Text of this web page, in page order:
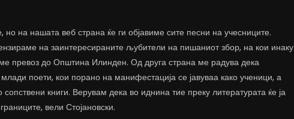
но на нашата веб страна ќе ги објавиме сите песни на учесниците.
на заинтересираните љубители на пишаниот збор, на кои инаку
превоз до Општина Илинден. Од друга страна ме радува дека
поети, кои порано на манифестација се јавуваа како ученици, а
книги. Верувам дека во иднина тие преку литературата ќе ја
вели Стојановски.